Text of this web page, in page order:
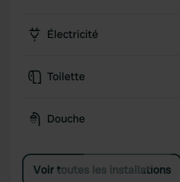
Électricité
Toilette
Douche
Voir toutes les installations